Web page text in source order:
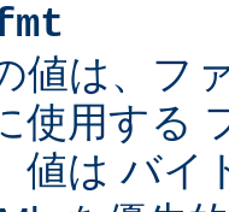
値は、フ
使用する
値は バイ